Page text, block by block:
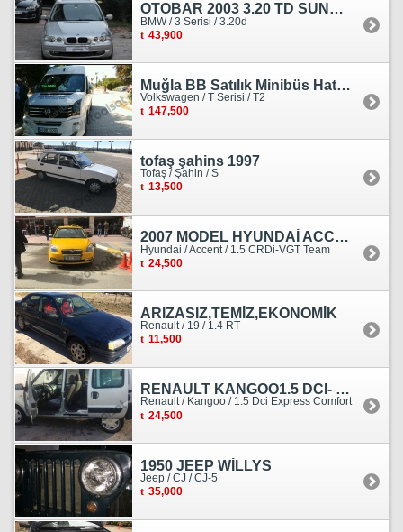
OTOBAR 2003 3.20 TD SUNROOF DERİ OTOMATİK DİZEL EMSALSİZ
BMW / 3 Serisi / 3.20d
43,900
Muğla BB Satılık Minibüs Hatı Volkswagen Crafter
Volkswagen / T Serisi / T2
147,500
tofaş şahins 1997
Tofaş / Şahin / S
13,500
2007 MODEL HYUNDAİ ACCENT ERA MOTOR YENİ YAPILDI
Hyundai / Accent / 1.5 CRDi-VGT Team
24,500
ARIZASIZ,TEMİZ,EKONOMİK
Renault / 19 / 1.4 RT
11,500
RENAULT KANGOO1.5 DCI- 138 KM
Renault / Kangoo / 1.5 Dci Express Comfort
24,500
1950 JEEP WİLLYS
Jeep / CJ / CJ-5
35,000